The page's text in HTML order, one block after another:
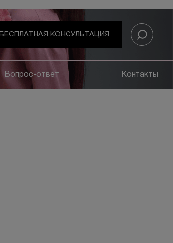
БЕСПЛАТНАЯ КОНСУЛЬТАЦИЯ
Вопрос-ответ Контакты